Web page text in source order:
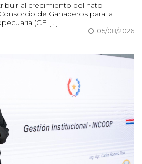
al crecimiento del hato
de Ganaderos para la
(CE [...]
05/08/2026